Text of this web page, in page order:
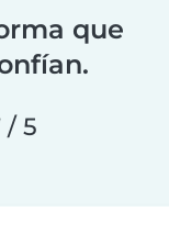
que
/ 5